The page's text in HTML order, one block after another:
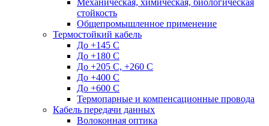
Механическая, химическая, биологическая
стойкость
Общепромышленное применение
Термостойкий кабель
До +145 С
До +180 C
До +205 С, +260 С
До +400 C
До +600 С
Термопарные и компенсационные провода
Кабель передачи данных
Волоконная оптика